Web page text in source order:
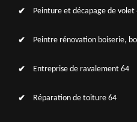
Peinture et décapage de volet
Peintre rénovation boiserie,
Entreprise de ravalement 64
Réparation de toiture 64